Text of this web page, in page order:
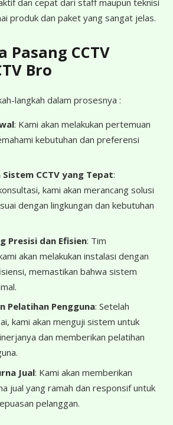
dan cepat dari staff maupun teknisi
produk dan paket yang sangat jelas.
Pasang CCTV
Bro
langkah dalam prosesnya :
: Kami akan melakukan pertemuan
kebutuhan dan preferensi
Sistem CCTV yang Tepat:
kami akan merancang solusi
dengan lingkungan dan kebutuhan
Presisi dan Efisien: Tim
akan melakukan instalasi dengan
memastikan bahwa sistem
Pelatihan Pengguna: Setelah
kami akan menguji sistem untuk
dan memberikan pelatihan
Jual: Kami akan memberikan
jual yang ramah dan responsif untuk
pelanggan.